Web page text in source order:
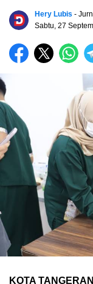
Hery Lubis -
Sabtu, 27
KOTA